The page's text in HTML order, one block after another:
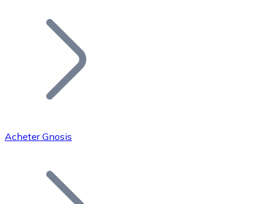
Ajoutez le token de votre projet à notre service
Bitcoin
Acheter Gnosis